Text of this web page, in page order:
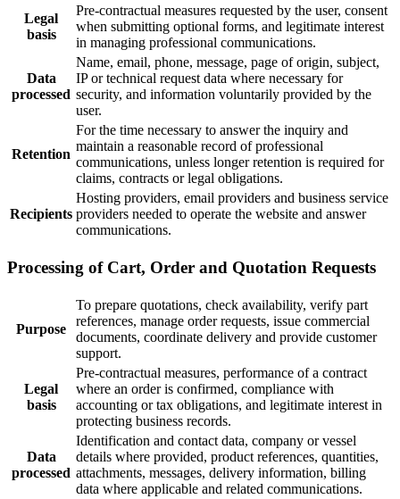
Legal
basis
Pre-contractual measures requested by the user, consent
when submitting optional forms, and legitimate interest
in managing professional communications.
Data
processed
Name, email, phone, message, page of origin, subject,
IP or technical request data where necessary for
security, and information voluntarily provided by the
user.
Retention
For the time necessary to answer the inquiry and
maintain a reasonable record of professional
communications, unless longer retention is required for
claims, contracts or legal obligations.
Recipients
Hosting providers, email providers and business service
providers needed to operate the website and answer
communications.
Processing of Cart, Order and Quotation Requests
Purpose
To prepare quotations, check availability, verify part
references, manage order requests, issue commercial
documents, coordinate delivery and provide customer
support.
Legal
basis
Pre-contractual measures, performance of a contract
where an order is confirmed, compliance with
accounting or tax obligations, and legitimate interest in
protecting business records.
Data
processed
Identification and contact data, company or vessel
details where provided, product references, quantities,
attachments, messages, delivery information, billing
data where applicable and related communications.